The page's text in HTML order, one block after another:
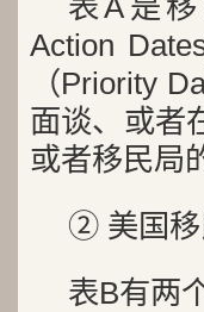
表A是移
Action
（Priority
面谈、或者
或者移民局
② 美国移
表B有两